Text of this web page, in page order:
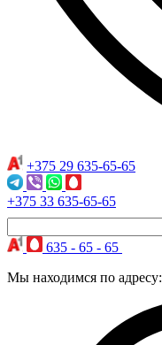
+375 29 635-65-65
+375 33 635-65-65
635 - 65 - 65
Мы находимся по адресу: